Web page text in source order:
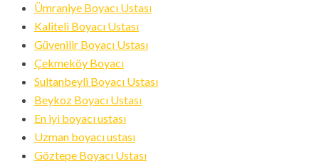
Ümraniye Boyacı Ustası
Kaliteli Boyacı Ustası
Güvenilir Boyacı Ustası
Çekmeköy Boyacı
Sultanbeyli Boyacı Ustası
Beykoz Boyacı Ustası
En iyi boyacı ustası
Uzman boyacı ustası
Göztepe Boyacı Ustası